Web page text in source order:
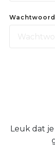
Wachtwoord
Leuk dat